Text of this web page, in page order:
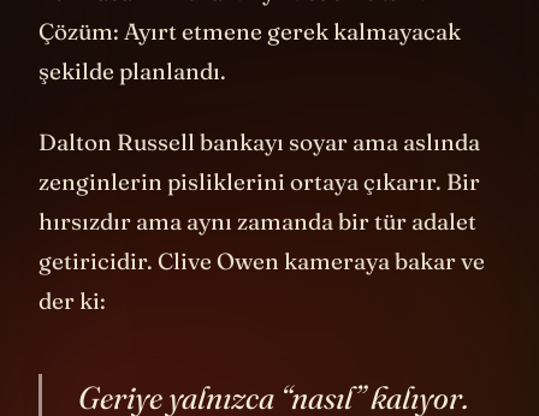
Bulmacanın kuralı: Ayırt edemezsin.
Çözüm: Ayırt etmene gerek kalmayacak
Dalton Russell bankayı soyar ama aslında
zenginlerin pisliklerini ortaya çıkarır. Bir
hırsızdır ama aynı zamanda bir tür adalet
getiricidir. Clive Owen kameraya bakar ve